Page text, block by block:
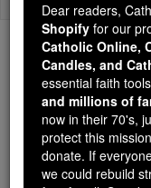
Because
Students
Faith
Because of
Catholic Online
Dear readers,
Shopify for our
Catholic Online,
Candles, and
essential faith
and millions of
now in their 70's,
protect this
donate. If
we could rebuild